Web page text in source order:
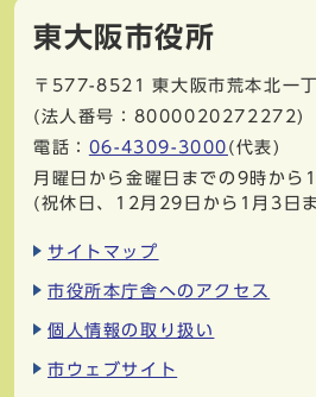
東大阪市役所
〒577-8521
東大阪市荒本北一
(法人番号：8000020272272)
電話： 06-4309-3000 (代表)
月曜日から金曜日までの9時から
(祝休日、12月29日から1月3日
サイトマップ
市役所本庁舎へのアクセス
個人情報の取り扱い
市ウェブサイト